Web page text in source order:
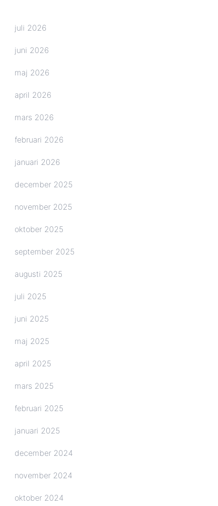
juli 2026
juni 2026
maj 2026
april 2026
mars 2026
februari 2026
januari 2026
december 2025
november 2025
oktober 2025
september 2025
augusti 2025
juli 2025
juni 2025
maj 2025
april 2025
mars 2025
februari 2025
januari 2025
december 2024
november 2024
oktober 2024